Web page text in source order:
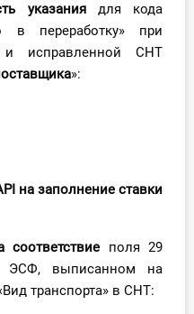
указаниядля кода
в переработку» при
и исправленной СНТ
»:
на заполнение ставки
соответствие поля 29
ЭСФ, выписанном на
транспорта» в СНТ: